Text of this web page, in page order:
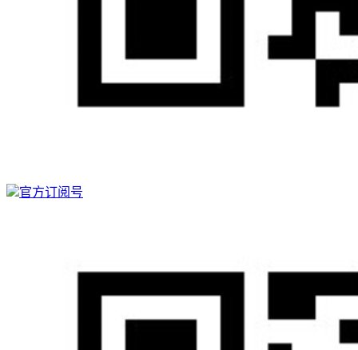
官方订阅号